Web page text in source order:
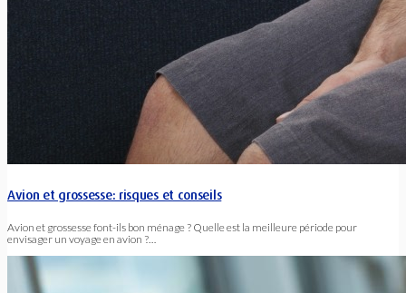
Avion et grossesse: risques et conseils
Avion et grossesse font-ils bon ménage ? Quelle est la meilleure période pour
envisager un voyage en avion ?…